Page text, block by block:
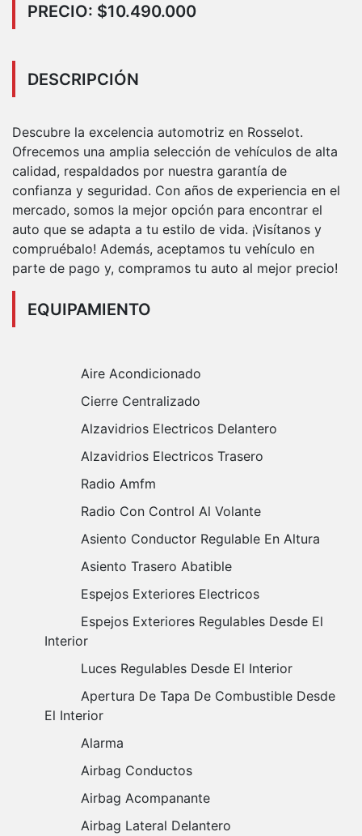
PRECIO: $10.490.000
DESCRIPCIÓN
Descubre la excelencia automotriz en Rosselot.
Ofrecemos una amplia selección de vehículos de alta
calidad, respaldados por nuestra garantía de
confianza y seguridad. Con años de experiencia en el
mercado, somos la mejor opción para encontrar el
auto que se adapta a tu estilo de vida. ¡Visítanos y
compruébalo! Además, aceptamos tu vehículo en
parte de pago y, compramos tu auto al mejor precio!
EQUIPAMIENTO
Aire Acondicionado
Cierre Centralizado
Alzavidrios Electricos Delantero
Alzavidrios Electricos Trasero
Radio Amfm
Radio Con Control Al Volante
Asiento Conductor Regulable En Altura
Asiento Trasero Abatible
Espejos Exteriores Electricos
Interior
Luces Regulables Desde El Interior
El Interior
Alarma
Airbag Conductos
Airbag Acompanante
Airbag Lateral Delantero